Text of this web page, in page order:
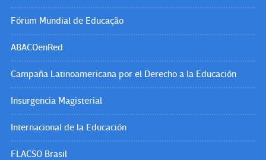
Fórum Mundial de Educação
ABACOenRed
Campaña Latinoamericana por el Derecho a la Educación
Insurgencia Magisterial
Internacional de la Educación
FLACSO Brasil